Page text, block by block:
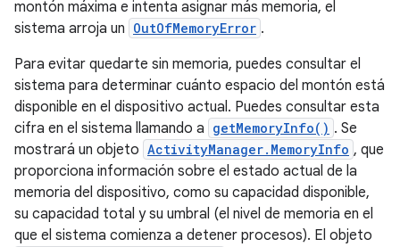
montón máxima e intenta asignar más memoria, el
sistema arroja un OutOfMemoryError .
Para evitar quedarte sin memoria, puedes consultar el
sistema para determinar cuánto espacio del montón está
disponible en el dispositivo actual. Puedes consultar esta
cifra en el sistema llamando a getMemoryInfo() . Se
mostrará un objeto ActivityManager.MemoryInfo , que
proporciona información sobre el estado actual de la
memoria del dispositivo, como su capacidad disponible,
su capacidad total y su umbral (el nivel de memoria en el
que el sistema comienza a detener procesos). El objeto